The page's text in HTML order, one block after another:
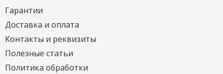
Гарантии
Доставка и оплата
Контакты и реквизиты
Полезные статьи
Политика обработки